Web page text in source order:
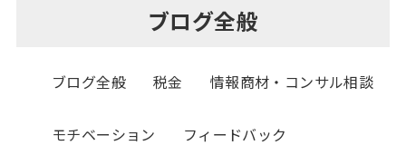
ブログ全般
ブログ全般 税金 情報商材・コンサル相談
モチベーション フィードバック